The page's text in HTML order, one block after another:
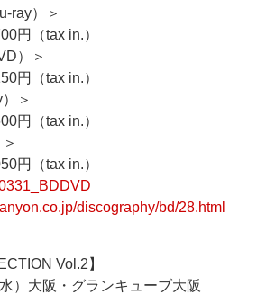
ray）＞
円（tax in.）
）＞
円（tax in.）
＞
円（tax in.）
円（tax in.）
discography/bd/28.html
Vol.2】
）大阪・グランキューブ大阪